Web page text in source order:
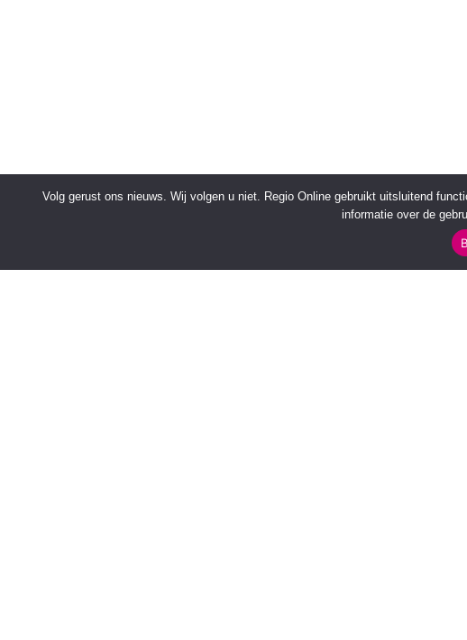
Volg gerust ons nieuws. Wij volgen u niet. Regio Online gebruikt uitsluitend
informatie over de